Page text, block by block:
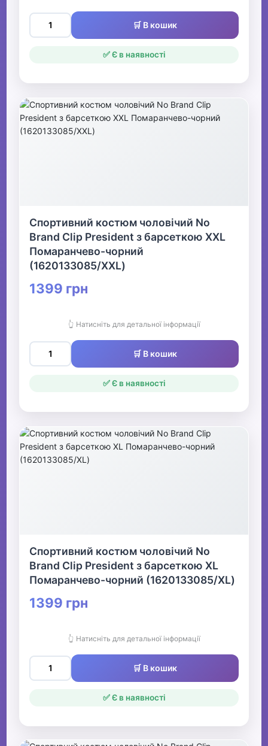
🛒 В кошик
✅ Є в наявності
Спортивний костюм чоловічий No
Brand Clip President з барсеткою XXL
Помаранчево-чорний
(1620133085/XXL)
1399 грн
👆 Натисніть для детальної інформації
🛒 В кошик
✅ Є в наявності
Спортивний костюм чоловічий No
Brand Clip President з барсеткою XL
Помаранчево-чорний (1620133085/XL)
1399 грн
👆 Натисніть для детальної інформації
🛒 В кошик
✅ Є в наявності